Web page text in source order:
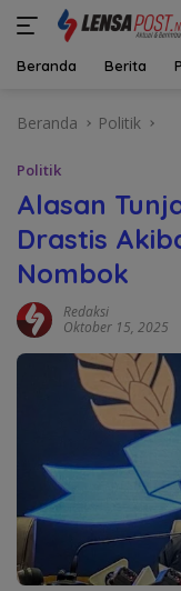
Beranda Berita
Beranda Politik
Politik
Alasan
Drastis
Nombok
Redaksi
Oktober 15, 2025